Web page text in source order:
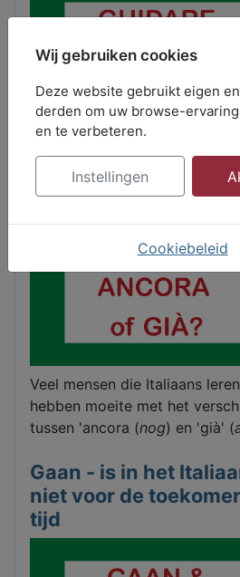
In het Nederlands gebruiken
rijden veel vaker dan de
vertaling 'guidare'. 'Guidare
Ancora - già - di
(nog - al - weer)
Veel mensen die Italiaans leren
hebben moeite met het
tussen 'ancora (nog) en 'già' (
Gaan - is in het
niet voor de
tijd
Wij gebruiken cookies
Deze website gebruikt eigen
derden om uw browse-
en te verbeteren.
Instellingen
Cookiebeleid